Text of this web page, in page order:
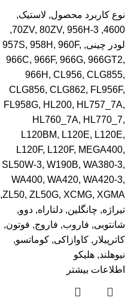
نوع کاربرد محصول, لاستیک,
4600
,
70ZV, 80ZV, 956H-3
,
لودر چینی,
957S, 958H , 960F,
966C, 966F, 966G, 966GT2,
966H , CL956, CLG855,
CLG856, CLG862, FL956F,
FL958G, HL200, HL757_7A,
HL760_7A, HL770_7,
L120BM, L120E, L120E,
L120F, L120F, MEGA400,
SL50W-3, W190B, WA380-3,
WA400, WA420, WA420-3,
ZL50, ZL50G, XCMG, XGMA
,
تیراژه, چانگلین, دلتاراه, دوو,
شانتوبی, فاروب, فاروج, فوتون,
کاترپیلار , کاوازاکی, کوماتسو,
نیوهلند, هلیکو
اطلاعات بیشتر